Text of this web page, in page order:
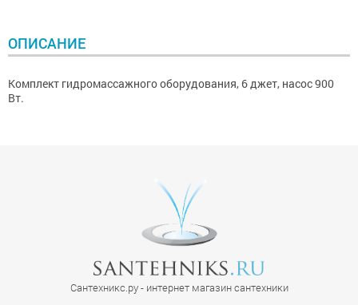
ОПИСАНИЕ
Комплект гидромассажного оборудования, 6 джет, насос 900
Вт.
Сантехникс.ру - интернет магазин сантехники